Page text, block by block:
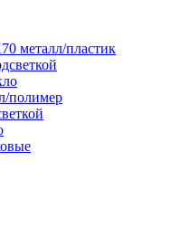
металл/пластик
полимер